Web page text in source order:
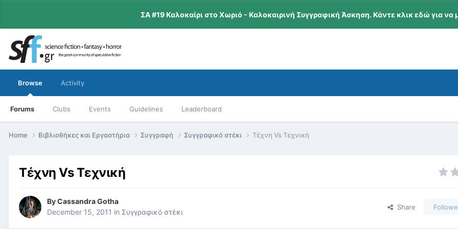
ΣΑ #19 Καλοκαίρι στο Χωριό - Καλοκαιρινή Συγγραφική Άσκηση. Κάντε κλικ εδώ για να
Browse
Forums Clubs Events Guidelines Leaderboard
Activity
Home Βιβλιοθήκες και Εργαστήρια Συγγραφή Συγγραφικό στέκι Τέχνη Vs Τεχνική
Τέχνη Vs Τεχνική
ByCassandra Gotha
December 15, 2011 in Συγγραφικό στέκι
Share